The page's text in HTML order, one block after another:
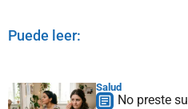
Puede leer:
Salud
No preste